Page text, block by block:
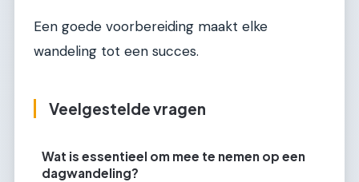
Een goede voorbereiding maakt elke
wandeling tot een succes.
Veelgestelde vragen
Wat is essentieel om mee te nemen op een
dagwandeling?